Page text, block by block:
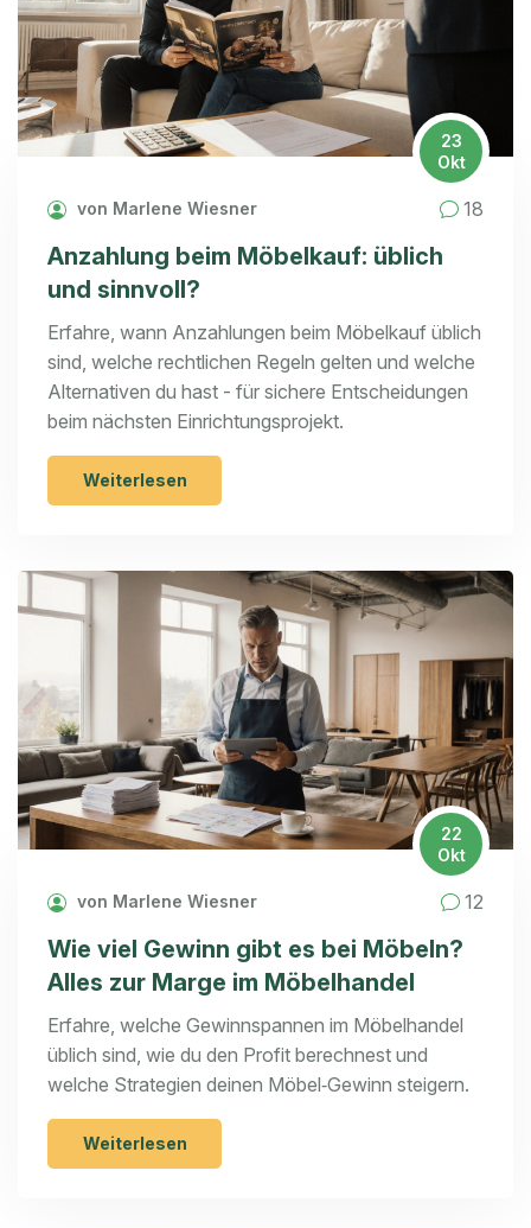
23
Okt
von Marlene Wiesner 18
Anzahlung beim Möbelkauf: üblich
und sinnvoll?
Erfahre, wann Anzahlungen beim Möbelkauf üblich
sind, welche rechtlichen Regeln gelten und welche
Alternativen du hast - für sichere Entscheidungen
beim nächsten Einrichtungsprojekt.
Weiterlesen
22
Okt
von Marlene Wiesner 12
Wie viel Gewinn gibt es bei Möbeln?
Alles zur Marge im Möbelhandel
Erfahre, welche Gewinnspannen im Möbelhandel
üblich sind, wie du den Profit berechnest und
welche Strategien deinen Möbel‑Gewinn steigern.
Weiterlesen